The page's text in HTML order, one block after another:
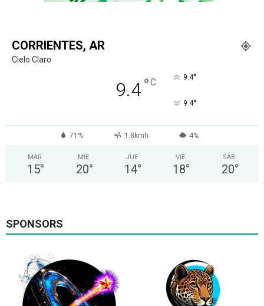
CORRIENTES, AR
Cielo Claro
9.4°C 9.4°
9.4°
71% 1.8kmh 4%
MAR
15°
MIE
20°
JUE
14°
VIE
18°
SAB
20°
SPONSORS